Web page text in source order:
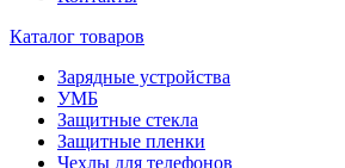
Каталог товаров
Зарядные устройства
УМБ
Защитные стекла
Защитные пленки
Чехлы для телефонов